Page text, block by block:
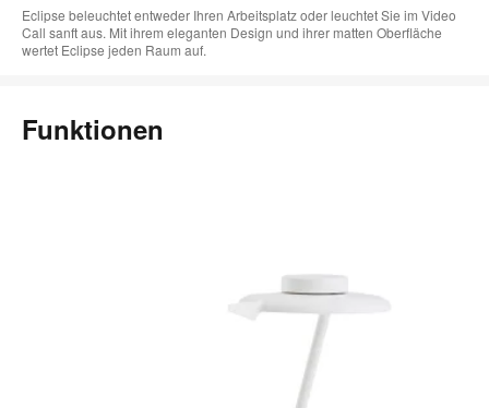
Eclipse beleuchtet entweder Ihren Arbeitsplatz oder leuchtet Sie im Video
Call sanft aus. Mit ihrem eleganten Design und ihrer matten Oberfläche
wertet Eclipse jeden Raum auf.
Funktionen